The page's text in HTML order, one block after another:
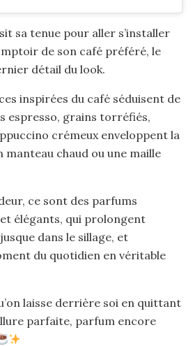
sa tenue pour aller s’installer
de son café préféré, le
détail du look.
inspirées du café séduisent de
espresso, grains torréfiés,
crémeux enveloppent la
manteau chaud ou une maille
ce sont des parfums
élégants, qui prolongent
dans le sillage, et
du quotidien en véritable
laisse derrière soi en quittant
parfaite, parfum encore